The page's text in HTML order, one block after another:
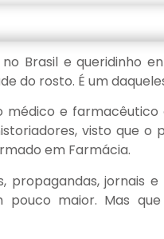
Brasil e queridinho
do rosto. É um
médico e
visto que
em Farmácia.
propagandas, jornais
maior. Mas